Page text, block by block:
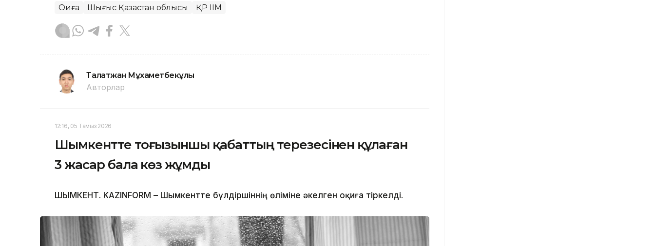
Оқиға Шығыс Қазақстан облысы ҚР ІІМ
Талғатжан Мұхаметбекұлы
Авторлар
12:16, 05 Тамыз 2026
Шымкентте тоғызыншы қабаттың терезесінен құлаған
3 жасар бала көз жұмды
ШЫМКЕНТ. KAZINFORM – Шымкентте бүлдіршіннің өліміне әкелген оқиға тіркелді.